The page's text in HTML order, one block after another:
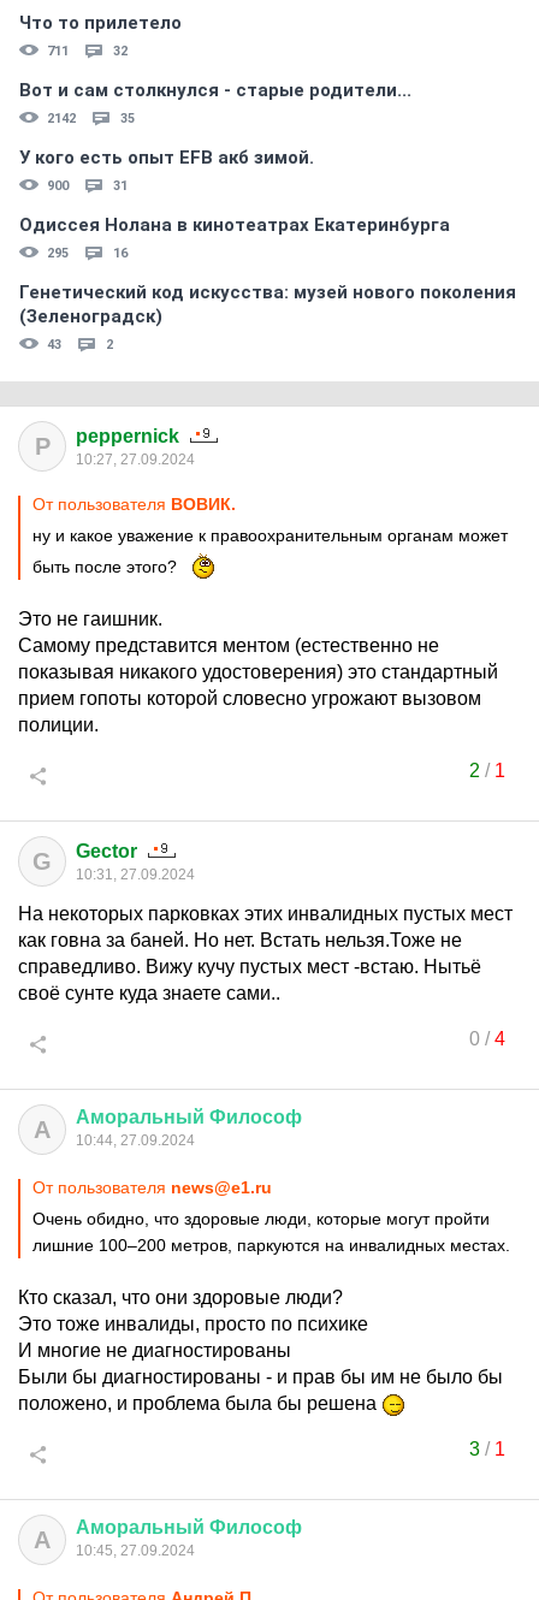
Что то прилетело
711 32
Вот и сам столкнулся - старые родители...
2142 35
У кого есть опыт EFB акб зимой.
900 31
Одиссея Нолана в кинотеатрах Екатеринбурга
295 16
Генетический код искусства: музей нового поколения
(Зеленоградск)
43 2
P peppernick
10:27, 27.09.2024
От пользователя ВОВИК.
ну и какое уважение к правоохранительным органам может
быть после этого?
Это не гаишник.
Самому представится ментом (естественно не
показывая никакого удостоверения) это стандартный
прием гопоты которой словесно угрожают вызовом
полиции.
2 / 1
G Gector
10:31, 27.09.2024
На некоторых парковках этих инвалидных пустых мест
как говна за баней. Но нет. Встать нельзя.Тоже не
справедливо. Вижу кучу пустых мест -встаю. Нытьё
своё сунте куда знаете сами..
0/4
А Аморальный Философ
10:44, 27.09.2024
От пользователя news@e1.ru
Очень обидно, что здоровые люди, которые могут пройти
лишние 100–200 метров, паркуются на инвалидных местах.
Кто сказал, что они здоровые люди?
Это тоже инвалиды, просто по психике
И многие не диагностированы
Были бы диагностированы - и прав бы им не было бы
положено, и проблема была бы решена
3/ 1
А Аморальный Философ
10:45, 27.09.2024